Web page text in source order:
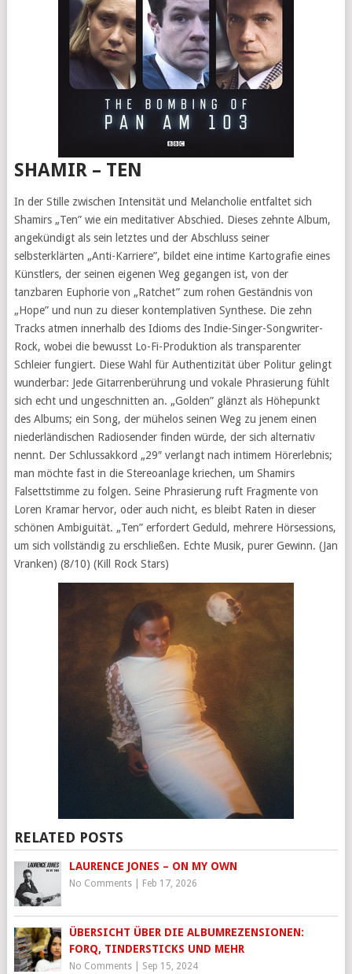
SHAMIR – TEN
In der Stille zwischen Intensität und Melancholie entfaltet sich
Shamirs „Ten” wie ein meditativer Abschied. Dieses zehnte Album,
angekündigt als sein letztes und der Abschluss seiner
selbsterklärten „Anti-Karriere”, bildet eine intime Kartografie eines
Künstlers, der seinen eigenen Weg gegangen ist, von der
tanzbaren Euphorie von „Ratchet” zum rohen Geständnis von
„Hope” und nun zu dieser kontemplativen Synthese. Die zehn
Tracks atmen innerhalb des Idioms des Indie-Singer-Songwriter-
Rock, wobei die bewusst Lo-Fi-Produktion als transparenter
Schleier fungiert. Diese Wahl für Authentizität über Politur gelingt
wunderbar: Jede Gitarrenberührung und vokale Phrasierung fühlt
sich echt und ungeschnitten an. „Golden” glänzt als Höhepunkt
des Albums; ein Song, der mühelos seinen Weg zu jenem einen
niederländischen Radiosender finden würde, der sich alternativ
nennt. Der Schlussakkord „29″ verlangt nach intimem Hörerlebnis;
man möchte fast in die Stereoanlage kriechen, um Shamirs
Falsettstimme zu folgen. Seine Phrasierung ruft Fragmente von
Loren Kramar hervor, oder auch nicht, es bleibt Raten in dieser
schönen Ambiguität. „Ten” erfordert Geduld, mehrere Hörsessions,
um sich vollständig zu erschließen. Echte Musik, purer Gewinn. (Jan
Vranken) (8/10) (Kill Rock Stars)
RELATED POSTS
LAURENCE JONES – ON MY OWN
No Comments| Feb 17, 2026
ÜBERSICHT ÜBER DIE ALBUMREZENSIONEN:
FORQ, TINDERSTICKS UND MEHR
No Comments| Sep 15, 2024